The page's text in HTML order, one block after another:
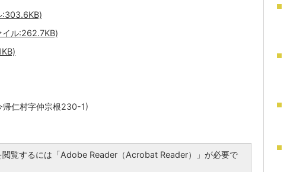
:303.6KB)
イル:262.7KB)
仁村字仲宗根230-1)
閲覧するには「Adobe Reader（Acrobat Reader）」が必要で